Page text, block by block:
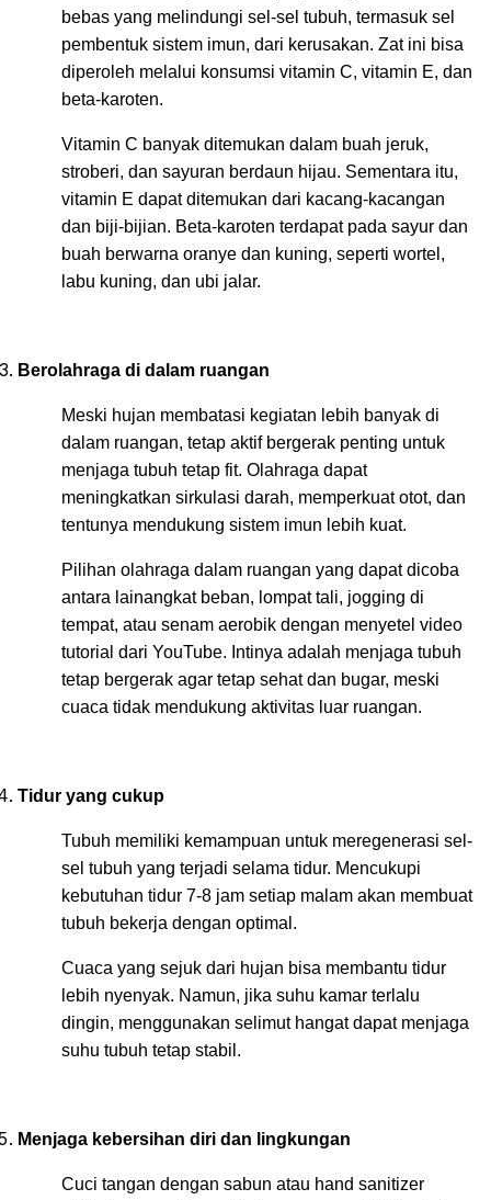
bebas yang melindungi sel-sel tubuh, termasuk sel
pembentuk sistem imun, dari kerusakan. Zat ini bisa
diperoleh melalui konsumsi vitamin C, vitamin E, dan
beta-karoten.
Vitamin C banyak ditemukan dalam buah jeruk,
stroberi, dan sayuran berdaun hijau. Sementara itu,
vitamin E dapat ditemukan dari kacang-kacangan
dan biji-bijian. Beta-karoten terdapat pada sayur dan
buah berwarna oranye dan kuning, seperti wortel,
labu kuning, dan ubi jalar.
Berolahraga di dalam ruangan
Meski hujan membatasi kegiatan lebih banyak di
dalam ruangan, tetap aktif bergerak penting untuk
menjaga tubuh tetap fit. Olahraga dapat
meningkatkan sirkulasi darah, memperkuat otot, dan
tentunya mendukung sistem imun lebih kuat.
Pilihan olahraga dalam ruangan yang dapat dicoba
antara lainangkat beban, lompat tali, jogging di
tempat, atau senam aerobik dengan menyetel video
tutorial dari YouTube. Intinya adalah menjaga tubuh
tetap bergerak agar tetap sehat dan bugar, meski
cuaca tidak mendukung aktivitas luar ruangan.
Tidur yang cukup
Tubuh memiliki kemampuan untuk meregenerasi sel-
sel tubuh yang terjadi selama tidur. Mencukupi
kebutuhan tidur 7-8 jam setiap malam akan membuat
tubuh bekerja dengan optimal.
Cuaca yang sejuk dari hujan bisa membantu tidur
lebih nyenyak. Namun, jika suhu kamar terlalu
dingin, menggunakan selimut hangat dapat menjaga
suhu tubuh tetap stabil.
Menjaga kebersihan diri dan lingkungan
Cuci tangan dengan sabun atau hand sanitizer